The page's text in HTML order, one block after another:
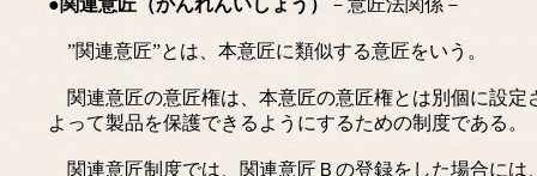
●関連意匠（かんれんいしょう） －意匠法関係－
”関連意匠”とは、本意匠に類似する意匠をいう。
関連意匠の意匠権は、本意匠の意匠権とは別個に設定
よって製品を保護できるようにするための制度である。
関連意匠制度では、関連意匠Ｂの登録をした場合には